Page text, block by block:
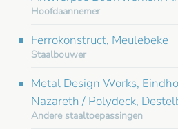
Hoofdaannemer
Ferrokonstruct, Meulebeke
Staalbouwer
Metal Design Works,
Nazareth / Polydeck,
Andere staaltoepassingen